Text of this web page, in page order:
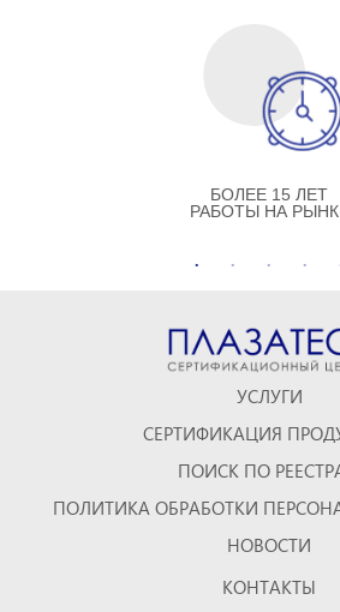
БОЛЕЕ 15 ЛЕТ
РАБОТЫ НА
УСЛУГИ
СЕРТИФИКАЦИЯ
ПОИСК ПО
ПОЛИТИКА ОБРАБОТКИ
НОВОСТИ
КОНТАКТЫ